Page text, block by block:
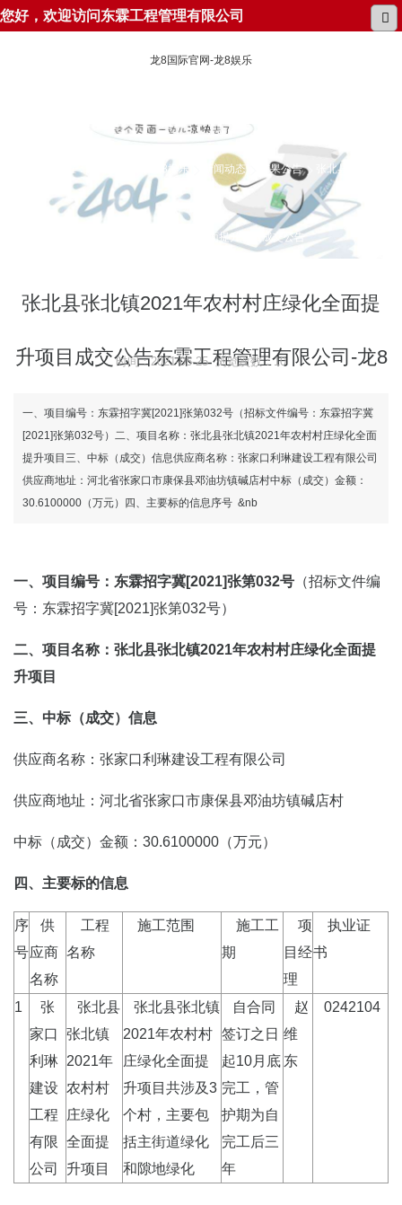
您好，欢迎访问东霖工程管理有限公司
龙8国际官网-龙8娱乐
所在位置： 龙8国际官网-龙8娱乐 新闻动态 结果公告 张北县张北镇
2021年农村村庄绿化全面提升项目成交公告
张北县张北镇2021年农村村庄绿化全面提
升项目成交公告东霖工程管理有限公司-龙8
国际官网
时间：2021-05-25 浏览次数：10
一、项目编号：东霖招字冀[2021]张第032号（招标文件编号：东霖招字冀
[2021]张第032号）二、项目名称：张北县张北镇2021年农村村庄绿化全面
提升项目三、中标（成交）信息供应商名称：张家口利琳建设工程有限公司
供应商地址：河北省张家口市康保县邓油坊镇碱店村中标（成交）金额：
30.6100000（万元）四、主要标的信息序号 &nb
一、项目编号：东霖招字冀[2021]张第032号 （招标文件编
号：东霖招字冀[2021]张第032号）
二、项目名称：张北县张北镇2021年农村村庄绿化全面提
升项目
三、中标（成交）信息
供应商名称：张家口利琳建设工程有限公司
供应商地址：河北省张家口市康保县邓油坊镇碱店村
中标（成交）金额：30.6100000（万元）
四、主要标的信息
序
号
供
应商
名称
工程
名称
施工范围
施工工
期
项
目经
理
执业证
书
1
张
家口
利琳
建设
工程
有限
公司
张北县
张北镇
2021年
农村村
庄绿化
全面提
升项目
张北县张北镇
2021年农村村
庄绿化全面提
升项目共涉及3
个村，主要包
括主街道绿化
和隙地绿化
自合同
签订之日
起10月底
完工，管
护期为自
完工后三
年
赵
维
东
0242104